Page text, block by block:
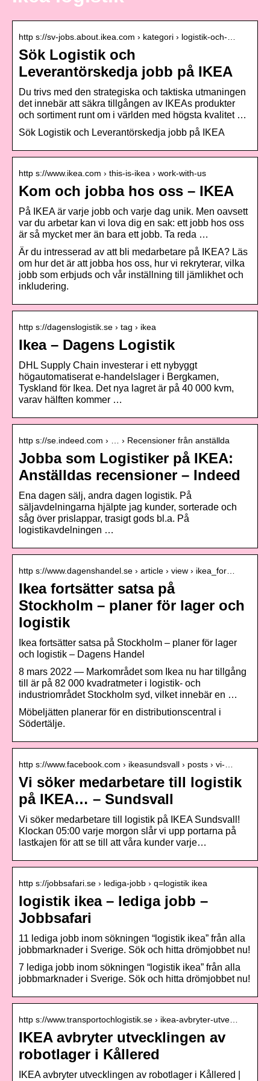
http s://sv-jobs.about.ikea.com › kategori › logistik-och-…
Sök Logistik och
Leverantörskedja jobb på IKEA
Du trivs med den strategiska och taktiska utmaningen
det innebär att säkra tillgången av IKEAs produkter
och sortiment runt om i världen med högsta kvalitet …
Sök Logistik och Leverantörskedja jobb på IKEA
http s://www.ikea.com › this-is-ikea › work-with-us
Kom och jobba hos oss – IKEA
På IKEA är varje jobb och varje dag unik. Men oavsett
var du arbetar kan vi lova dig en sak: ett jobb hos oss
är så mycket mer än bara ett jobb. Ta reda …
Är du intresserad av att bli medarbetare på IKEA? Läs
om hur det är att jobba hos oss, hur vi rekryterar, vilka
jobb som erbjuds och vår inställning till jämlikhet och
inkludering.
http s://dagenslogistik.se › tag › ikea
Ikea – Dagens Logistik
DHL Supply Chain investerar i ett nybyggt
högautomatiserat e-handelslager i Bergkamen,
Tyskland för Ikea. Det nya lagret är på 40 000 kvm,
varav hälften kommer …
http s://se.indeed.com › … › Recensioner från anställda
Jobba som Logistiker på IKEA:
Anställdas recensioner – Indeed
Ena dagen sälj, andra dagen logistik. På
säljavdelningarna hjälpte jag kunder, sorterade och
såg över prislappar, trasigt gods bl.a. På
logistikavdelningen …
http s://www.dagenshandel.se › article › view › ikea_for…
Ikea fortsätter satsa på
Stockholm – planer för lager och
logistik
Ikea fortsätter satsa på Stockholm – planer för lager
och logistik – Dagens Handel
8 mars 2022 — Markområdet som Ikea nu har tillgång
till är på 82 000 kvadratmeter i logistik- och
industriområdet Stockholm syd, vilket innebär en …
Möbeljätten planerar för en distributionscentral i
Södertälje.
http s://www.facebook.com › ikeasundsvall › posts › vi-…
Vi söker medarbetare till logistik
på IKEA… – Sundsvall
Vi söker medarbetare till logistik på IKEA Sundsvall!
Klockan 05:00 varje morgon slår vi upp portarna på
lastkajen för att se till att våra kunder varje…
http s://jobbsafari.se › lediga-jobb › q=logistik ikea
logistik ikea – lediga jobb –
Jobbsafari
11 lediga jobb inom sökningen “logistik ikea” från alla
jobbmarknader i Sverige. Sök och hitta drömjobbet nu!
7 lediga jobb inom sökningen “logistik ikea” från alla
jobbmarknader i Sverige. Sök och hitta drömjobbet nu!
http s://www.transportochlogistik.se › ikea-avbryter-utve…
IKEA avbryter utvecklingen av
robotlager i Kållered
IKEA avbryter utvecklingen av robotlager i Kållered |